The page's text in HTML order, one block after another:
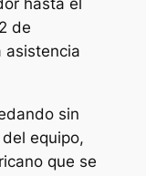
hasta el
de
asistencia
sin
equipo,
que se